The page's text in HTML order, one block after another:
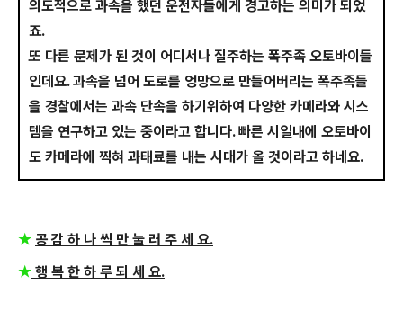
의도적으로 과속을 했던 운전자들에게 경고하는 의미가 되었
죠.
또 다른 문제가 된 것이 어디서나 질주하는 폭주족 오토바이들
인데요. 과속을 넘어 도로를 엉망으로 만들어버리는 폭주족들
을 경찰에서는 과속 단속을 하기위하여 다양한 카메라와 시스
템을 연구하고 있는 중이라고 합니다. 빠른 시일내에 오토바이
도 카메라에 찍혀 과태료를 내는 시대가 올 것이라고 하네요.
★ 공 감 하 나 씩 만 눌 러 주 세 요.
★ 행 복 한 하 루 되 세 요.